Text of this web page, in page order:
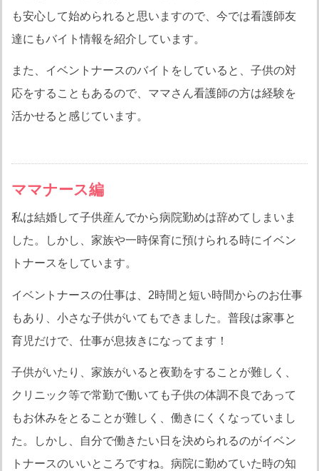
も安心して始められると思いますので、今では看護師友
達にもバイト情報を紹介しています。
また、イベントナースのバイトをしていると、子供の対
応をすることもあるので、ママさん看護師の方は経験を
活かせると感じています。
ママナース編
私は結婚して子供産んでから病院勤めは辞めてしまいま
した。しかし、家族や一時保育に預けられる時にイベン
トナースをしています。
イベントナースの仕事は、2時間と短い時間からのお仕事
もあり、小さな子供がいてもできました。普段は家事と
育児だけで、仕事が息抜きになってます！
子供がいたり、家族がいると夜勤をすることが難しく、
クリニック等で常勤で働いても子供の体調不良であって
もお休みをとることが難しく、働きにくくなっていまし
た。しかし、自分で働きたい日を決められるのがイベン
トナースのいいところですね。病院に勤めていた時の知